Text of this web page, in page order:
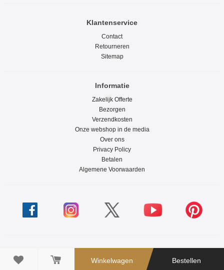
 Winkelwagen Bestellen
Klantenservice
Contact
Retourneren
Sitemap
Informatie
Zakelijk Offerte
Bezorgen
Verzendkosten
Onze webshop in de media
Over ons
Privacy Policy
Betalen
Algemene Voorwaarden